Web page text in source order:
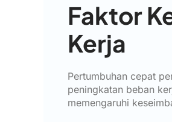
Faktor
Kerja
Pertumbuhan cepat
peningkatan beban
memengaruhi